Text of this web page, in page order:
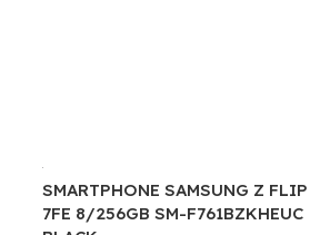
SMARTPHONE SAMSUNG Z FLIP
7FE 8/256GB SM-F761BZKHEUC